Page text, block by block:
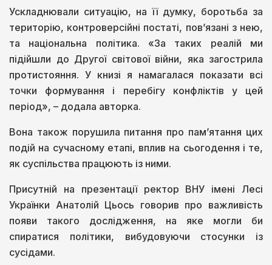
Ускладнювали ситуацію, на її думку, боротьба за
територію, контроверсійні постаті, пов’язані з нею,
та національна політика. «За таких реалій ми
підійшли до Другої світової війни, яка загострила
протистояння. У книзі я намагалася показати всі
точки формування і перебігу конфліктів у цей
період», – додала авторка.
Вона також порушила питання про пам’ятання цих
подій на сучасному етапі, вплив на сьогодення і те,
як суспільства працюють із ними.
Присутній на презентації ректор ВНУ імені Лесі
Українки Анатолій Цьось говорив про важливість
появи такого дослідження, на яке могли би
спиратися політики, вибудовуючи стосунки із
сусідами.